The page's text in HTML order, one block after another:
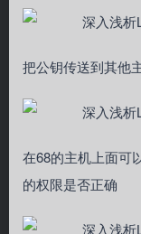
把公钥传送到其他
在68的主机上面可
的权限是否正确